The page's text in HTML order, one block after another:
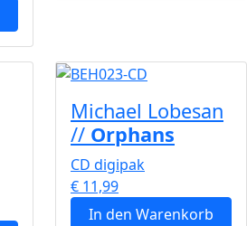
Michael Lobesan
// Orphans
CD digipak
€ 11,99
In den Warenkorb